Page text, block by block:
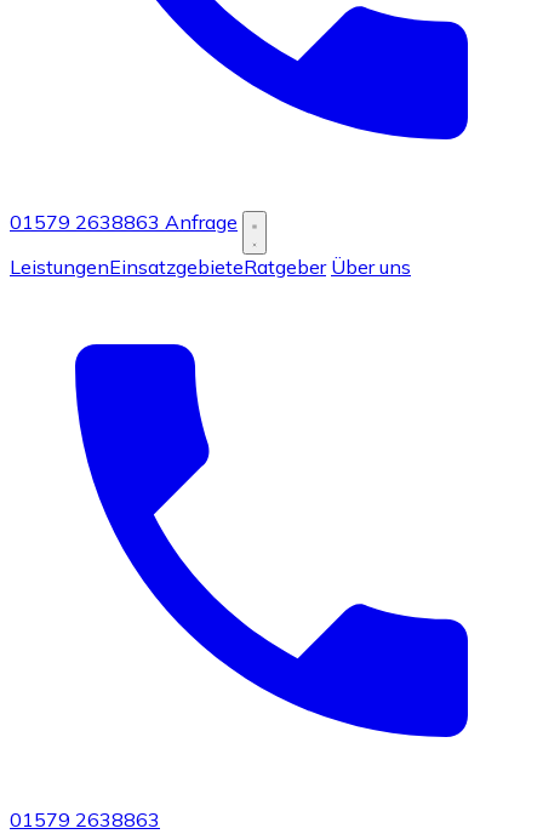
01579 2638863 Anfrage
LeistungenEinsatzgebieteRatgeber Über uns
01579 2638863